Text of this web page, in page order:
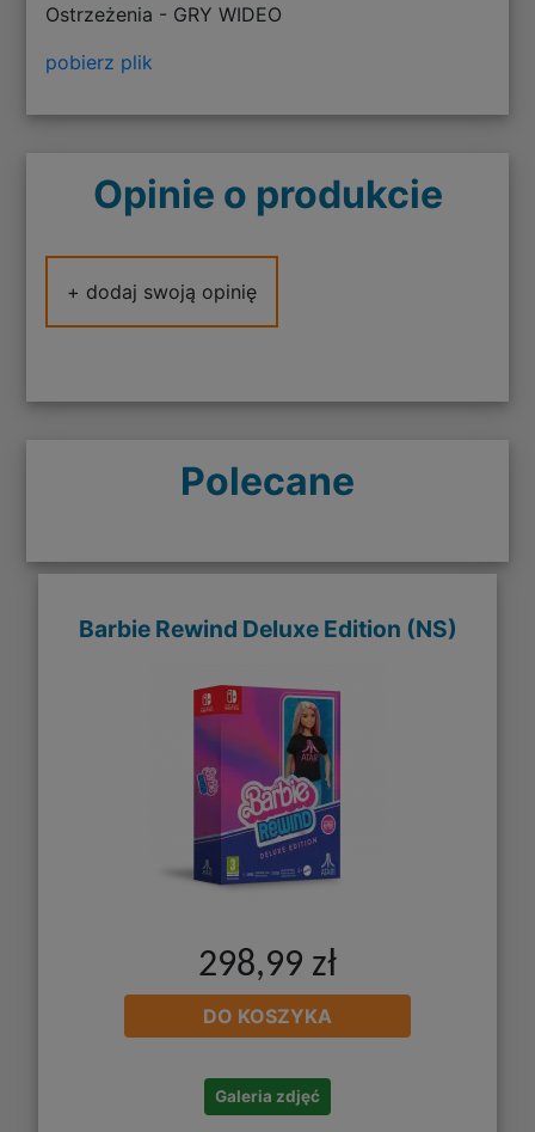
Ostrzeżenia - GRY WIDEO
pobierz plik
Opinie o produkcie
+ dodaj swoją opinię
Polecane
Barbie Rewind Deluxe Edition (NS)
298,99 zł
DO KOSZYKA
Galeria zdjęć